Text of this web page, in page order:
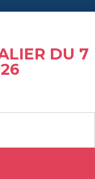
DU 7